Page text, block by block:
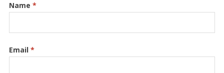
Name *
Email *